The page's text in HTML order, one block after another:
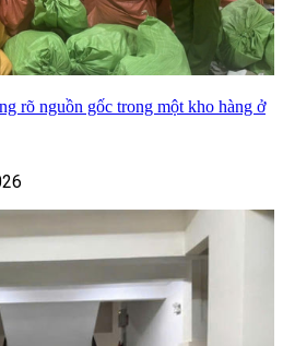
rõ nguồn gốc trong một kho hàng ở